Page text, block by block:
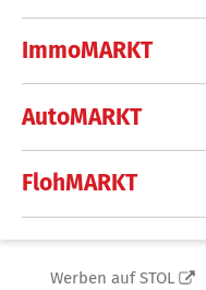
ImmoMARKT
AutoMARKT
FlohMARKT
Werben auf STOL